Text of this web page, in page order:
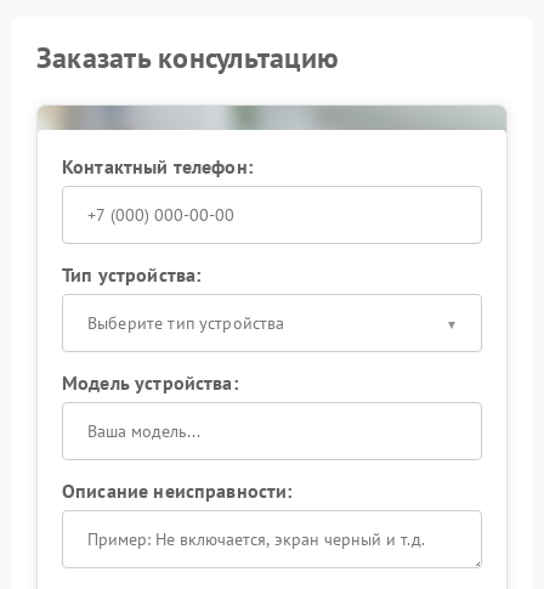
Заказать консультацию
Контактный телефон:
Тип устройства:
Выберите тип устройства
Модель устройства:
Описание неисправности: